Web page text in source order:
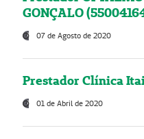
GONÇALO
07 de Agosto de 2020
Prestador Clínica
01 de Abril de 2020